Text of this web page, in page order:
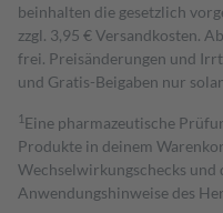
beinhalten die gesetzlich
zzgl. 3,95 € Versandkosten.
frei. Preisänderungen und
und Gratis-Beigaben nur
1 Eine pharmazeutische
Produkte in deinem
Wechselwirkungschecks und
Anwendungshinweise des